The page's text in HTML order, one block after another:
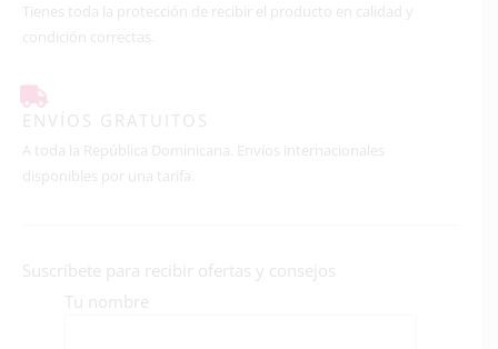
Tienes toda la protección de recibir el producto en calidad y
condición correctas.
ENVÍOS GRATUITOS
A toda la República Dominicana. Envíos internacionales
disponibles por una tarifa.
Suscríbete para recibir ofertas y consejos
Tu nombre